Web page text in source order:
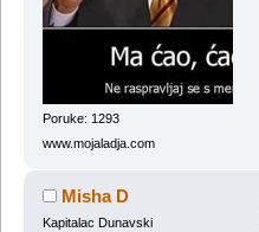
Poruke: 1293
www.mojaladja.com
Misha D
Kapitalac Dunavski